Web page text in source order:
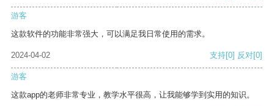
游客
这款软件的功能非常强大，可以满足我日常使用的需求。
2024-04-02 支持[0] 反对[0]
游客
这款app的老师非常专业，教学水平很高，让我能够学到实用的知识。